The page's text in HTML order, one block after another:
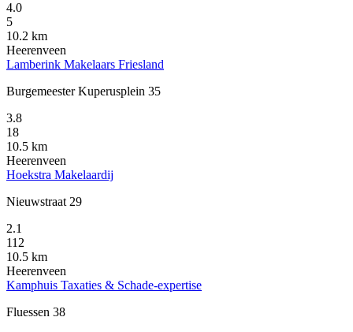
4.0
5
10.2 km
Heerenveen
Lamberink Makelaars Friesland
Burgemeester Kuperusplein 35
3.8
18
10.5 km
Heerenveen
Hoekstra Makelaardij
Nieuwstraat 29
2.1
112
10.5 km
Heerenveen
Kamphuis Taxaties & Schade-expertise
Fluessen 38